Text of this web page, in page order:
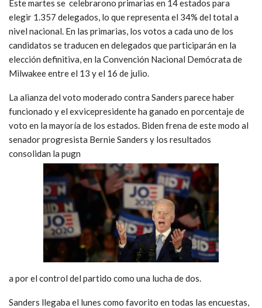
Este martes se celebrarono primarias en 14 estados para
elegir 1.357 delegados, lo que representa el 34% del total a
nivel nacional. En las primarias, los votos a cada uno de los
candidatos se traducen en delegados que participarán en la
elección definitiva, en la Convención Nacional Demócrata de
Milwakee entre el 13 y el 16 de julio.
La alianza del voto moderado contra Sanders parece haber
funcionado y el exvicepresidente ha ganado en porcentaje de
voto en la mayoría de los estados. Biden frena de este modo al
senador progresista Bernie Sanders y los resultados
consolidan la pugn
a por el control del partido como una lucha de dos.
Sanders llegaba el lunes como favorito en todas las encuestas,